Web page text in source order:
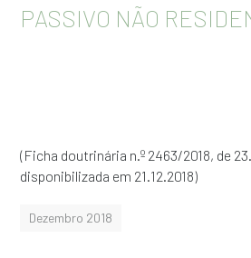
PASSIVO NÃO
(Ficha doutrinária n.º 2463/2018, de
disponibilizada em 21.12.2018)
Dezembro 2018